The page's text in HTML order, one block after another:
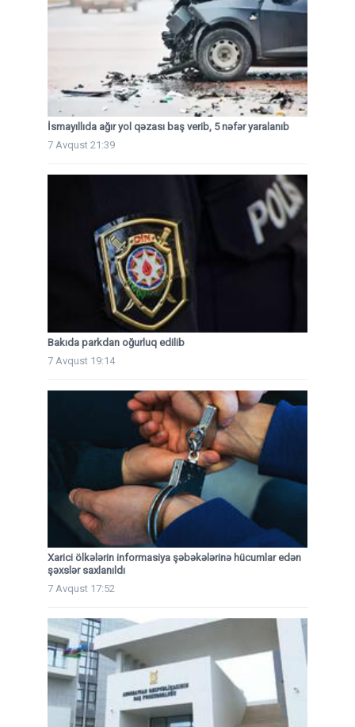
İsmayıllıda ağır yol qəzası baş verib, 5 nəfər yaralanıb
7 Avqust 21:39
Bakıda parkdan oğurluq edilib
7 Avqust 19:14
Xarici ölkələrin informasiya şəbəkələrinə hücumlar edən
şəxslər saxlanıldı
7 Avqust 17:52